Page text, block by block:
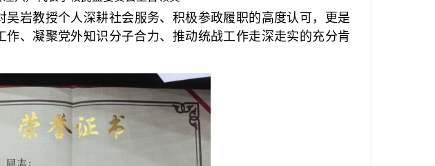
岩教授个人深耕社会服务、积极参政履职的高度认可，更是
、凝聚党外知识分子合力、推动统战工作走深走实的充分肯